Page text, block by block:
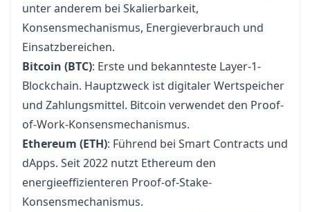
unter anderem bei Skalierbarkeit,
Konsensmechanismus, Energieverbrauch und
Einsatzbereichen.
Bitcoin (BTC): Erste und bekannteste Layer-1-
Blockchain. Hauptzweck ist digitaler Wertspeicher
und Zahlungsmittel. Bitcoin verwendet den Proof-
of-Work-Konsensmechanismus.
Ethereum (ETH): Führend bei Smart Contracts und
dApps. Seit 2022 nutzt Ethereum den
energieeffizienteren Proof-of-Stake-
Konsensmechanismus.